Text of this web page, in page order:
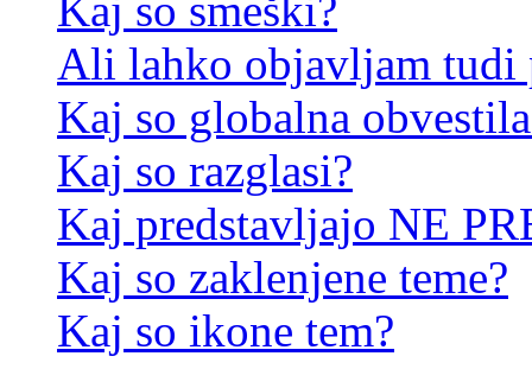
Kaj so smeški?
Ali lahko objavljam tudi
Kaj so globalna
Kaj so razglasi?
Kaj predstavljajo NE
Kaj so zaklenjene teme?
Kaj so ikone tem?